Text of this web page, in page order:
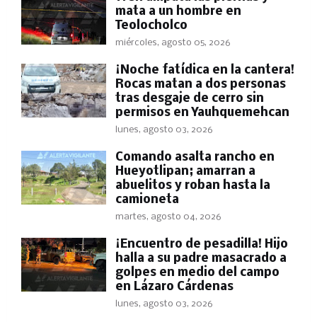
mata a un hombre en
Teolocholco
miércoles, agosto 05, 2026
​¡Noche fatídica en la cantera!
Rocas matan a dos personas
tras desgaje de cerro sin
permisos en Yauhquemehcan
lunes, agosto 03, 2026
Comando asalta rancho en
Hueyotlipan; amarran a
abuelitos y roban hasta la
camioneta
martes, agosto 04, 2026
​¡Encuentro de pesadilla! Hijo
halla a su padre masacrado a
golpes en medio del campo
en Lázaro Cárdenas
lunes, agosto 03, 2026